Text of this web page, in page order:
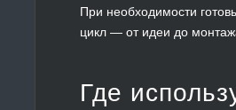
При необходимости
цикл — от идеи до
Где